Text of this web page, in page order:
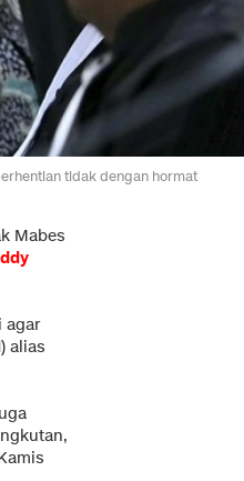
tidak dengan hormat
Mabes
agar
alias